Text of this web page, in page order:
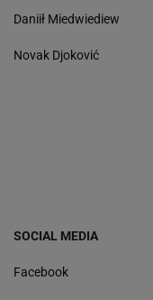
Daniił Miedwiediew
Novak Djoković
SOCIAL MEDIA
Facebook